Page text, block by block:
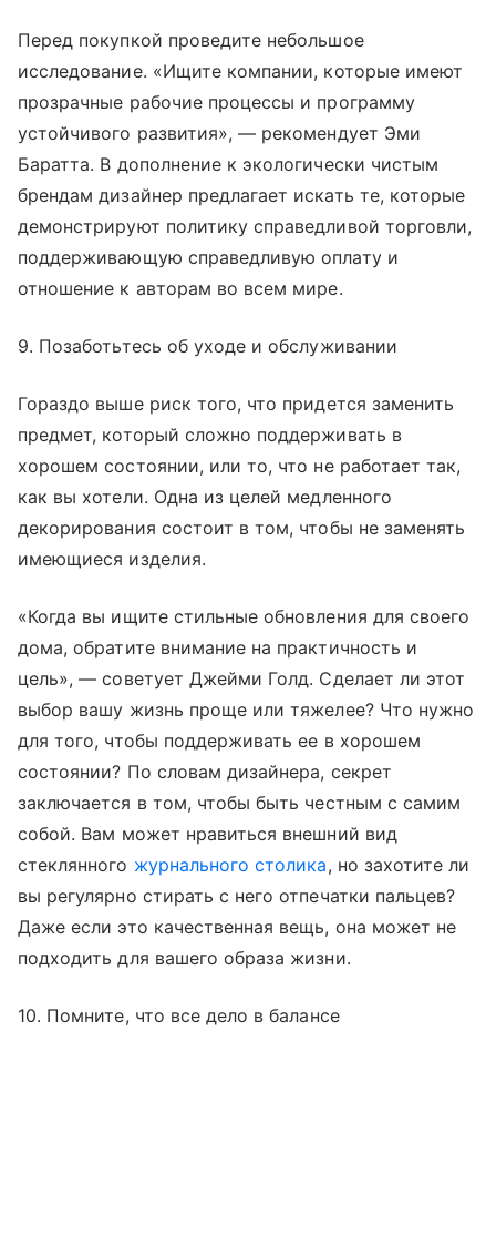
Перед покупкой проведите небольшое
исследование. «Ищите компании, которые имеют
прозрачные рабочие процессы и программу
устойчивого развития», — рекомендует Эми
Баратта. В дополнение к экологически чистым
брендам дизайнер предлагает искать те, которые
демонстрируют политику справедливой торговли,
поддерживающую справедливую оплату и
отношение к авторам во всем мире.
9. Позаботьтесь об уходе и обслуживании
Гораздо выше риск того, что придется заменить
предмет, который сложно поддерживать в
хорошем состоянии, или то, что не работает так,
как вы хотели. Одна из целей медленного
декорирования состоит в том, чтобы не заменять
имеющиеся изделия.
«Когда вы ищите стильные обновления для своего
дома, обратите внимание на практичность и
цель», — советует Джейми Голд. Сделает ли этот
выбор вашу жизнь проще или тяжелее? Что нужно
для того, чтобы поддерживать ее в хорошем
состоянии? По словам дизайнера, секрет
заключается в том, чтобы быть честным с самим
собой. Вам может нравиться внешний вид
стеклянного журнального столика, но захотите ли
вы регулярно стирать с него отпечатки пальцев?
Даже если это качественная вещь, она может не
подходить для вашего образа жизни.
10. Помните, что все дело в балансе